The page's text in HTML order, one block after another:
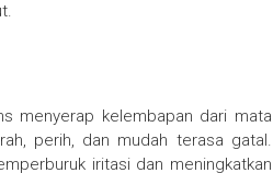
menyerap kelembapan dari mata
perih, dan mudah terasa gatal.
iritasi dan meningkatkan